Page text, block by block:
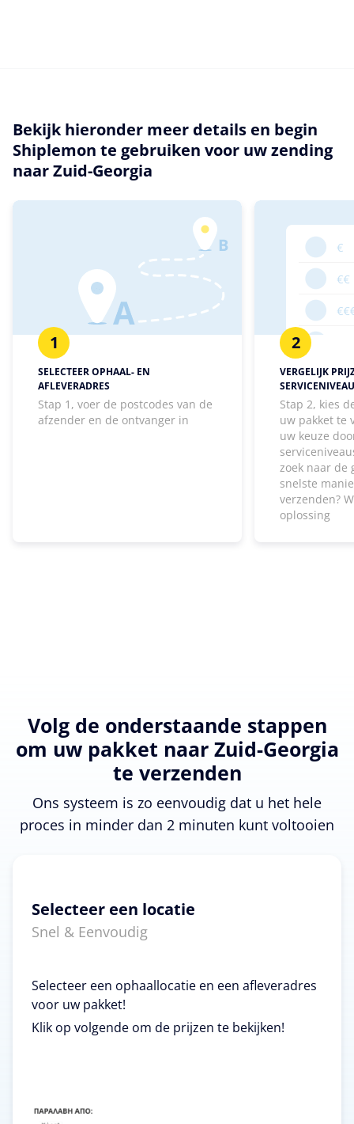
Bekijk hieronder meer details en begin
Shiplemon te gebruiken voor uw zending
naar Zuid-Georgia
1
SELECTEER OPHAAL- EN
AFLEVERADRES
Stap 1, voer de postcodes van de
afzender en de ontvanger in
2
VERGELIJK
Stap 2, kies
uw pakket te
uw keuze
zoek naar de
snelste
verzenden?
oplossing
Volg de onderstaande stappen
om uw pakket naar Zuid-Georgia
te verzenden
Ons systeem is zo eenvoudig dat u het hele
proces in minder dan 2 minuten kunt voltooien
Selecteer een locatie
Snel & Eenvoudig
Selecteer een ophaallocatie en een afleveradres
voor uw pakket!
Klik op volgende om de prijzen te bekijken!